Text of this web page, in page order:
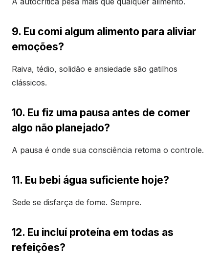
9. Eu comi algum alimento para aliviar
emoções?
Raiva, tédio, solidão e ansiedade são gatilhos
clássicos.
10. Eu fiz uma pausa antes de comer
algo não planejado?
A pausa é onde sua consciência retoma o controle.
11. Eu bebi água suficiente hoje?
Sede se disfarça de fome. Sempre.
12. Eu incluí proteína em todas as
refeições?